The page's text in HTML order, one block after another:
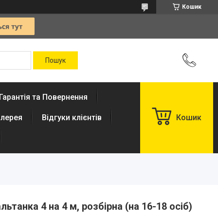
Кошик
та Повернення
Відгуки клієнтів Кошик
4 на 4 м, розбірна (на 16-18 осіб)